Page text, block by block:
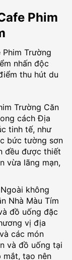
Phim
Trường
nhấn độc
thu hút du
Trường Căn
cách Địa
tinh tế, như
bức tường sơn
đều được thiết
vừa lãng mạn,
không
Nhà Màu Tím
đồ uống đặc
vị địa
các món
và đồ uống tại
mắt, tạo nên